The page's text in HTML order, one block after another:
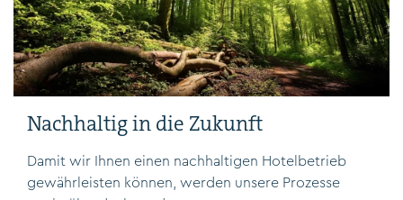
Nachhaltig in die Zukunft
Damit wir Ihnen einen nachhaltigen Hotelbetrieb
gewährleisten können, werden unsere Prozesse